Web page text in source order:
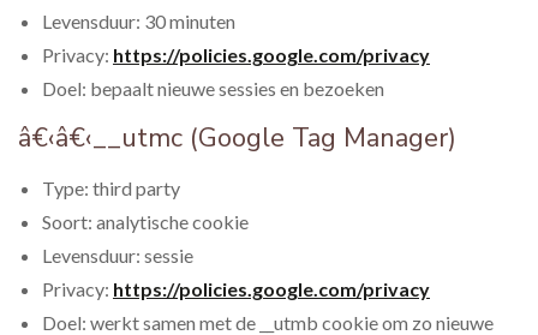
­Levensduur: 30 minuten
Privacy: https://policies.google.com/privacy
Doel: bepaalt nieuwe sessies en bezoeken
â€‹â€‹__utmc (Google Tag Manager)
Type: third party
Soort: analytische cookie
Levensduur: sessie
Privacy: https://policies.google.com/privacy
Doel: werkt samen met de __utmb cookie om zo nieuwe